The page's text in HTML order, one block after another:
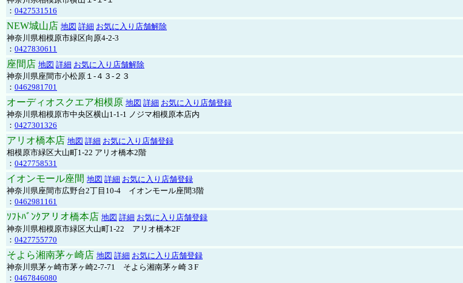
： 0427531516
NEW城山店 地図 詳細 お気に入り店舗解除
神奈川県相模原市緑区向原4-2-3
： 0427830611
座間店 地図 詳細 お気に入り店舗解除
神奈川県座間市小松原１-４３-２３
： 0462981701
オーディオスクエア相模原 地図 詳細 お気に入り店舗登録
神奈川県相模原市中央区横山1-1-1 ノジマ相模原本店内
： 0427301326
アリオ橋本店 地図 詳細 お気に入り店舗登録
相模原市緑区大山町1-22 アリオ橋本2階
： 0427758531
イオンモール座間 地図 詳細 お気に入り店舗登録
神奈川県座間市広野台2丁目10-4 イオンモール座間3階
： 0462981161
ｿﾌﾄﾊﾞﾝｸアリオ橋本店 地図 詳細 お気に入り店舗登録
神奈川県相模原市緑区大山町1-22 アリオ橋本2F
： 0427755770
そよら湘南茅ヶ崎店 地図 詳細 お気に入り店舗登録
神奈川県茅ヶ崎市茅ヶ崎2‐7‐71 そよら湘南茅ヶ崎３F
： 0467846080